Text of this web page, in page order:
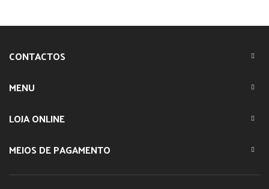
CONTACTOS
MENU
LOJA ONLINE
MEIOS DE PAGAMENTO